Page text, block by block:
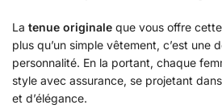
La tenue originale que vous offre
plus qu’un simple vêtement, c’est une
personnalité. En la portant, chaque
style avec assurance, se projetant
et d’élégance.